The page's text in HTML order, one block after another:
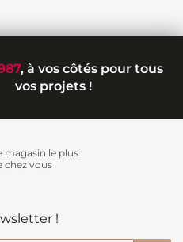
, à vos côtés pour tous
vos projets !
magasin le plus
chez vous
!